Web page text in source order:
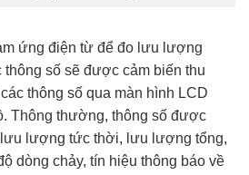
ứng điện từ để đo lưu lượng
thông số sẽ được cảm biến thu
thông số qua màn hình LCD
Thông thường, thông số được
lưu lượng tức thời, lưu lượng tổng,
dòng chảy, tín hiệu thông báo về